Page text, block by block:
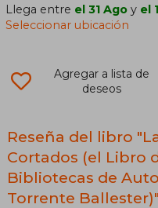
Llega entre el 31 Ago y el
Seleccionar ubicación
Agregar a lista de
deseos
Reseña del libro
Cortados (el Libro
Bibliotecas de
Torrente Ballester)"